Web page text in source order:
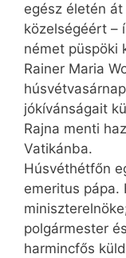
egész életén
közelségéért –
német püspöki
Rainer Maria
jókívánságait
Rajna menti
Vatikánba.
Húsvéthétfőn
emeritus pápa.
polgármester
harmincfős